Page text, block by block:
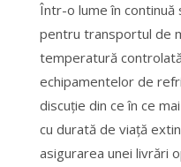
Într-o lume în continuă
pentru transportul de
temperatură
echipamentelor de
discuție din ce în ce
cu durată de viață
asigurarea unei livrări